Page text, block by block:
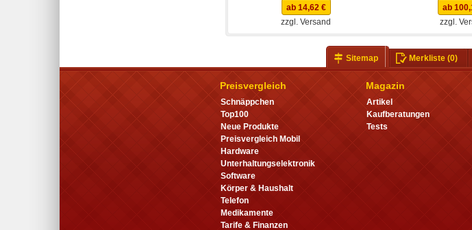
ab 14,62 €
zzgl. Versand
ab
zzgl.
Sitemap Merkliste(0)
Preisvergleich
Schnäppchen
Top100
Neue Produkte
Preisvergleich Mobil
Hardware
Unterhaltungselektronik
Software
Körper & Haushalt
Telefon
Medikamente
Tarife & Finanzen
Magazin
Artikel
Kaufberatungen
Tests